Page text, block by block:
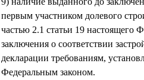
первым участником долевого
частью 2.1 статьи 19 настоящего
заключения о соответствии
декларации требованиям,
Федеральным законом.